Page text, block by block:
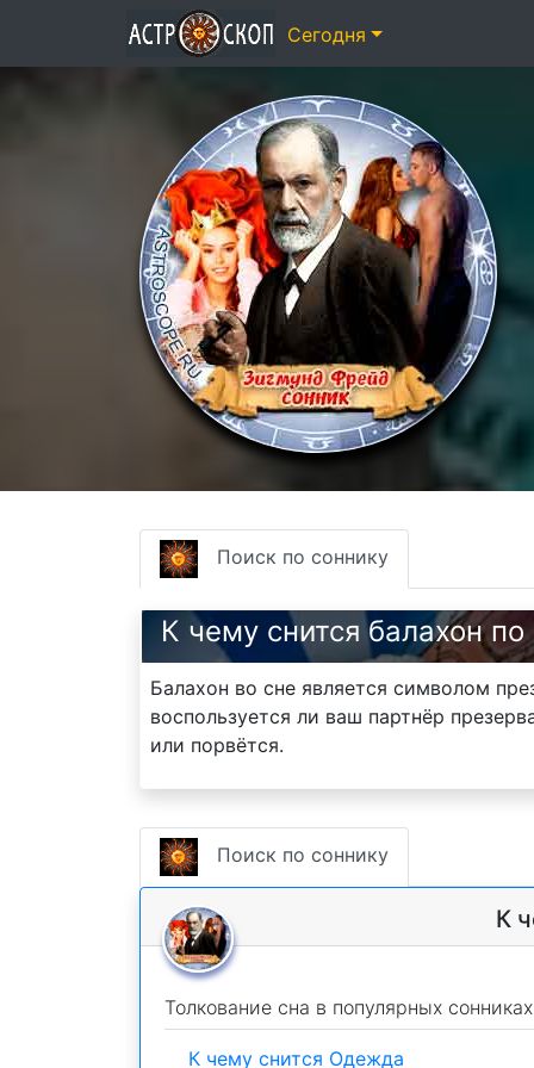
Поиск по соннику
К чему снится балахон
Балахон во сне является символом
воспользуется ли ваш партнёр
или порвётся.
Поиск по соннику
К
Толкование сна в популярных сонниках
К чему снится Одежда
Сегодня